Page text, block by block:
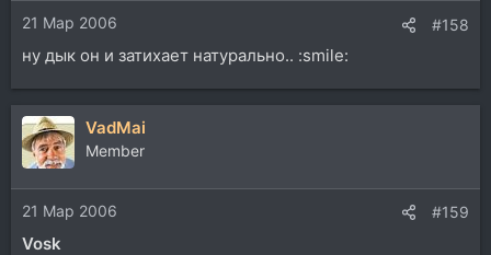
21 Мар 2006 #158
ну дык он и затихает натурально.. :smile:
VadMai
Member
21 Мар 2006 #159
Vosk